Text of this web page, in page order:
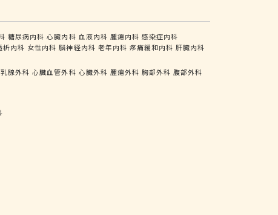
糖尿病内科 心臓内科 血液内科 腫瘍内科 感染症内科
析内科 女性内科 脳神経内科 老年内科 疼痛緩和内科 肝臓内科
乳腺外科 心臓血管外科 心臓外科 腫瘍外科 胸部外科 腹部外科